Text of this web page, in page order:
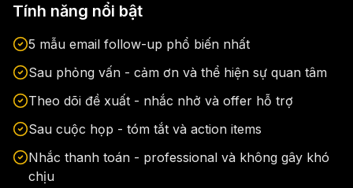
Tính năng nổi bật
5 mẫu email follow-up phổ biến nhất
Sau phỏng vấn - cảm ơn và thể hiện sự quan tâm
Theo dõi đề xuất - nhắc nhở và offer hỗ trợ
Sau cuộc họp - tóm tắt và action items
Nhắc thanh toán - professional và không gây khó
chịu